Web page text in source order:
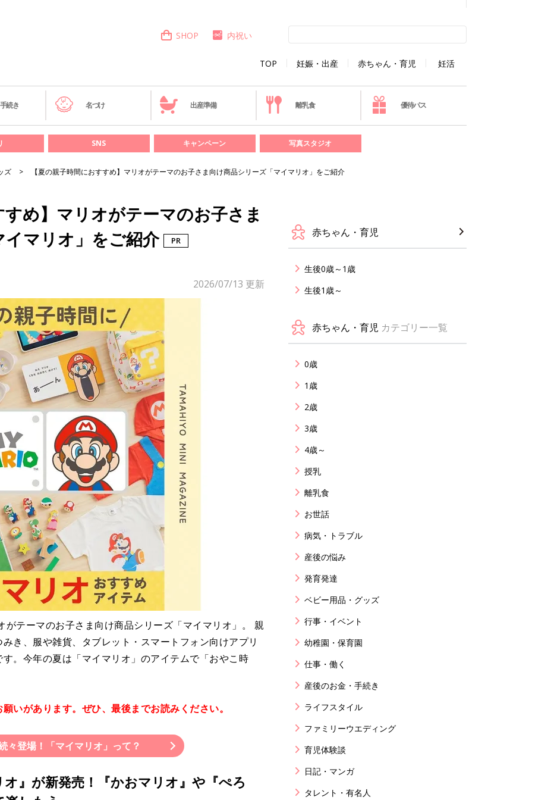
TOP 妊娠・出産 赤ちゃん・育児 妊活
SHOP 内祝い
続き 名づけ 出産準備 離乳食 優待パス
SNS キャンペーン 写真スタジオ
ズ 【夏の親子時間におすすめ】マリオがテーマのお子さま向け商品シリーズ「マイマリオ」をご紹介
すめ】マリオがテーマのお子さま
マリオ」をご紹介
2026/07/13 更新
テーマのお子さま向け商品シリーズ「マイマリオ」。 親
き、服や雑貨、タブレット・スマートフォン向けアプリ
。今年の夏は「マイマリオ」のアイテムで「おやこ時
いがあります。ぜひ、最後までお読みください。
々登場！「マイマリオ」って？
オ』が新発売！『かおマリオ』や『ぺろ
赤ちゃん・育児
生後0歳～1歳
生後1歳～
赤ちゃん・育児 カテゴリー一覧
0歳
1歳
2歳
3歳
4歳～
授乳
離乳食
お世話
病気・トラブル
産後の悩み
発育発達
ベビー用品・グッズ
行事・イベント
幼稚園・保育園
仕事・働く
産後のお金・手続き
ライフスタイル
ファミリーウエディング
育児体験談
日記・マンガ
タレント・有名人